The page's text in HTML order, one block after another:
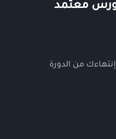
من الدورة